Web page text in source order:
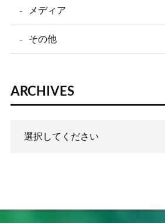
メディア
その他
ARCHIVES